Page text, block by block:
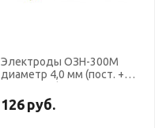
Электроды ОЗН-300М
диаметр 4,0 мм (пост. +
(пачка 6 кг, УЭЗ)
126 руб.